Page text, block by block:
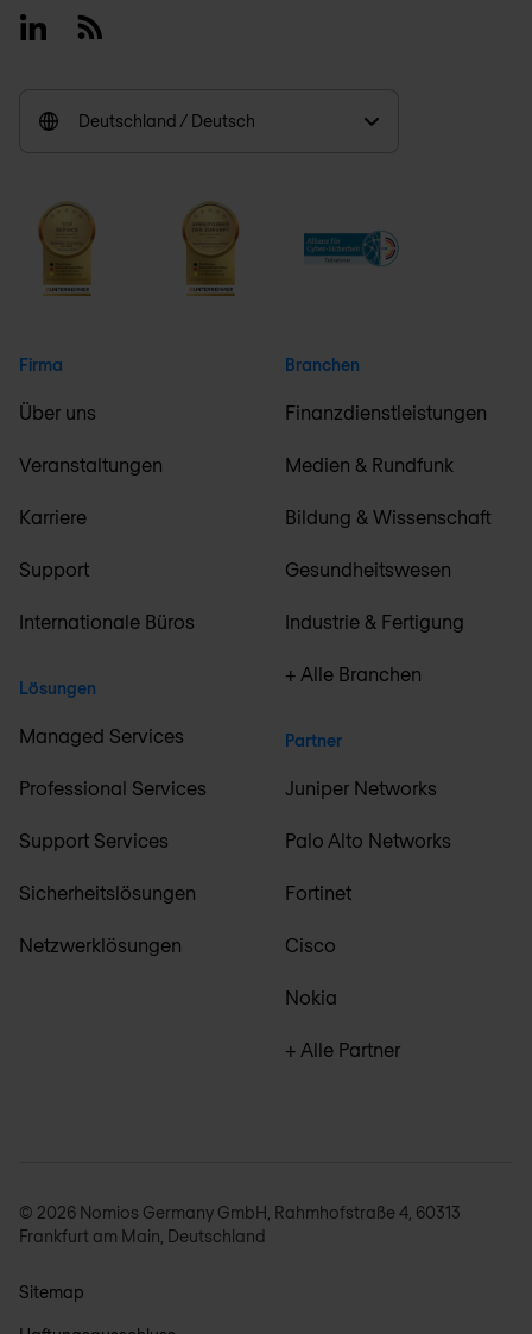
LinkedinRSS
Deutschland / Deutsch
Firma
Über uns
Veranstaltungen
Karriere
Support
Internationale Büros
Lösungen
Managed Services
Professional Services
Support Services
Sicherheitslösungen
Netzwerklösungen
Branchen
Finanzdienstleistungen
Medien & Rundfunk
Bildung & Wissenschaft
Gesundheitswesen
Industrie & Fertigung
+ Alle Branchen
Partner
Juniper Networks
Palo Alto Networks
Fortinet
Cisco
Nokia
+ Alle Partner
© 2026 Nomios Germany GmbH, Rahmhofstraße 4, 60313
Frankfurt am Main, Deutschland
Sitemap